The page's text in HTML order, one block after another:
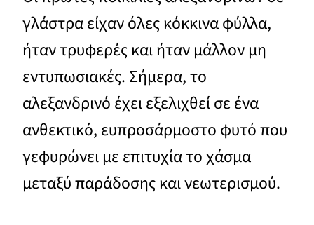
γλάστρα είχαν όλες κόκκινα φύλλα,
ήταν τρυφερές και ήταν μάλλον μη
εντυπωσιακές. Σήμερα, το
αλεξανδρινό έχει εξελιχθεί σε ένα
ανθεκτικό, ευπροσάρμοστο φυτό που
γεφυρώνει με επιτυχία το χάσμα
μεταξύ παράδοσης και νεωτερισμού.